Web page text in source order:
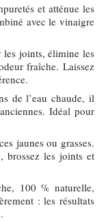
et atténue les
avec le vinaigre
joints, élimine les
fraîche. Laissez
de l’eau chaude, il
Idéal pour
jaunes ou grasses.
brossez les joints et
100 % naturelle,
: les résultats